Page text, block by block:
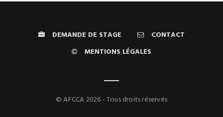
DEMANDE DE STAGE
CONTACT
MENTIONS LÉGALES
© AFCCA 2026 - Tous droits réservés